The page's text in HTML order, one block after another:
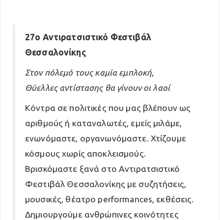
27ο Αντιρατσιστικό Φεστιβάλ
Θεσσαλονίκης
Στον πόλεμό τους καμία εμπλοκή,
Θύελλες αντίστασης θα γίνουν οι λαοί
Κόντρα σε πολιτικές που μας βλέπουν ως
αριθμούς ή καταναλωτές, εμείς μιλάμε,
ενωνόμαστε, οργανωνόμαστε. Χτίζουμε
κόσμους χωρίς αποκλεισμούς.
Βρισκόμαστε ξανά στο Αντιρατσιστικό
Φεστιβάλ Θεσσαλονίκης με συζητήσεις,
μουσικές, θέατρο performances, εκθέσεις.
Δημιουργούμε ανθρώπινες κοινότητες